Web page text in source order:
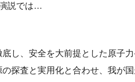
説では…
底し、安全を大前提とした原子
探査と実用化と合わせ、我が